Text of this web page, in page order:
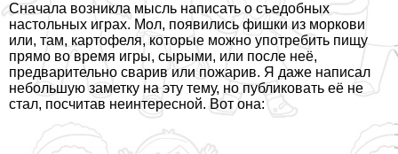
Сначала возникла мысль написать о съедобных
настольных играх. Мол, появились фишки из моркови
или, там, картофеля, которые можно употребить пищу
прямо во время игры, сырыми, или после неё,
предварительно сварив или пожарив. Я даже написал
небольшую заметку на эту тему, но публиковать её не
стал, посчитав неинтересной. Вот она: